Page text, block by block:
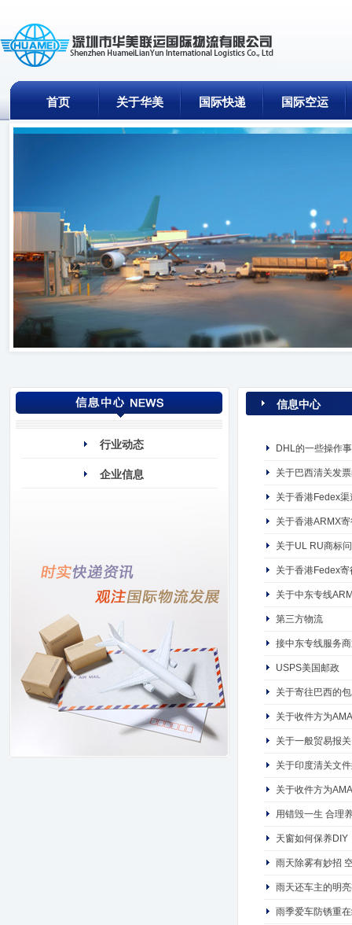
首页 关于华美 国际快递 国际空运
行业动态
企业信息
信息中心
DHL的一些操作
关于巴西清关发
关于香港Fedex
关于香港ARMX
关于UL RU商标
关于香港Fedex
关于中东专线
第三方物流
接中东专线服务
USPS美国邮政
关于寄往巴西的
关于收件方为
关于一般贸易报
关于印度清关文
关于收件方为
用错毁一生 合理
天窗如何保养DIY
雨天除雾有妙招
雨天还车主的明
雨季爱车防锈重